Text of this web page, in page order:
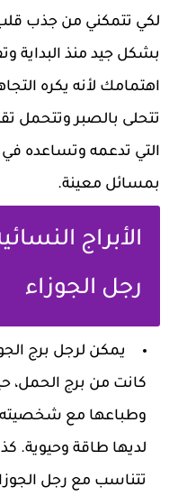
لكي تتمكني من جذب قلب
بشكل جيد منذ البداية
اهتمامك لأنه يكره
تتحلى بالصبر وتتحمل
التي تدعمه وتساعده في
بمسائل معينة.
الأبراج
رجل الجوزاء
يمكن لرجل برج
كانت من برج
وطباعها مع شخصيته،
لديها طاقة وحيوية.
تتناسب مع رجل